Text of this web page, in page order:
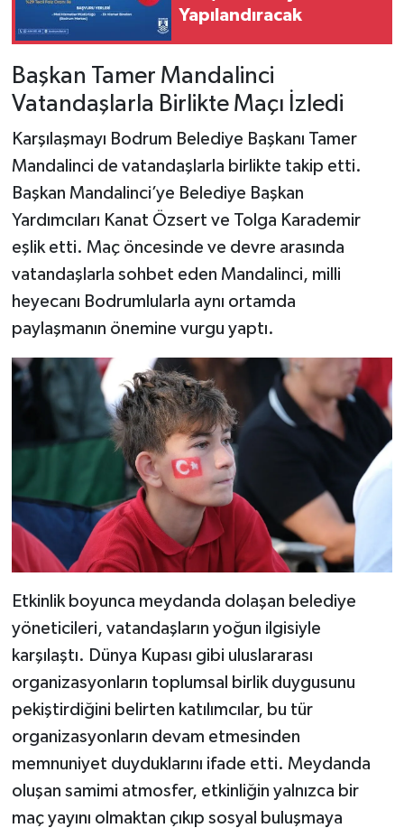
Yapılandıracak
Başkan Tamer Mandalinci
Vatandaşlarla Birlikte Maçı İzledi
Karşılaşmayı Bodrum Belediye Başkanı Tamer
Mandalinci de vatandaşlarla birlikte takip etti.
Başkan Mandalinci’ye Belediye Başkan
Yardımcıları Kanat Özsert ve Tolga Karademir
eşlik etti. Maç öncesinde ve devre arasında
vatandaşlarla sohbet eden Mandalinci, milli
heyecanı Bodrumlularla aynı ortamda
paylaşmanın önemine vurgu yaptı.
Etkinlik boyunca meydanda dolaşan belediye
yöneticileri, vatandaşların yoğun ilgisiyle
karşılaştı. Dünya Kupası gibi uluslararası
organizasyonların toplumsal birlik duygusunu
pekiştirdiğini belirten katılımcılar, bu tür
organizasyonların devam etmesinden
memnuniyet duyduklarını ifade etti. Meydanda
oluşan samimi atmosfer, etkinliğin yalnızca bir
maç yayını olmaktan çıkıp sosyal buluşmaya